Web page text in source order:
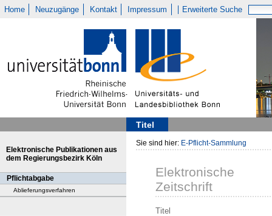
Home Neuzugänge Kontakt Impressum Erweiterte Suche
Titel
Elektronische Publikationen aus
dem Regierungsbezirk Köln
Pflichtabgabe
Ablieferungsverfahren
Sie sind hier: E-Pflicht-Sammlung
Elektronische
Zeitschrift
Titel